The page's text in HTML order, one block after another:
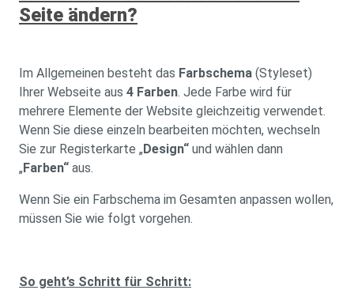
Seite ändern?
Im Allgemeinen besteht das Farbschema (Styleset)
Ihrer Webseite aus 4 Farben. Jede Farbe wird für
mehrere Elemente der Website gleichzeitig verwendet.
Wenn Sie diese einzeln bearbeiten möchten, wechseln
Sie zur Registerkarte „Design“ und wählen dann
„Farben“ aus.
Wenn Sie ein Farbschema im Gesamten anpassen wollen,
müssen Sie wie folgt vorgehen.
So geht’s Schritt für Schritt: